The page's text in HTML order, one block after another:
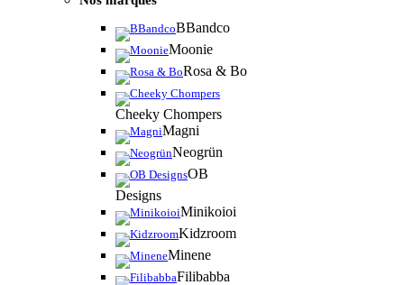
BBandco
Moonie
Rosa & Bo
Cheeky Chompers
Magni
Neogrün
OB
Designs
Minikoioi
Kidzroom
Minene
Filibabba